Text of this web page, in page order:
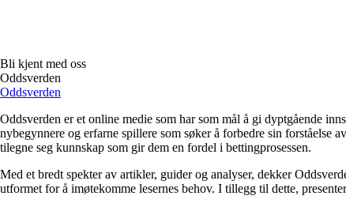
Bli kjent med oss
Oddsverden
Oddsverden
Oddsverden er et online medie som har som mål å gi dyptgående
nybegynnere og erfarne spillere som søker å forbedre sin forståelse
tilegne seg kunnskap som gir dem en fordel i bettingprosessen.
Med et bredt spekter av artikler, guider og analyser, dekker
utformet for å imøtekomme lesernes behov. I tillegg til dette,